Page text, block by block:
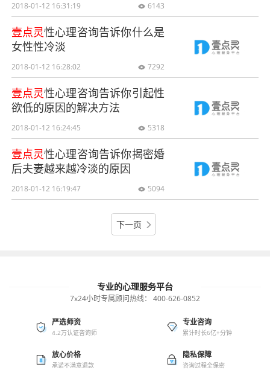
2018-01-12 16:31:19  6143
壹点灵性心理咨询告诉你什么是
女性性冷淡
2018-01-12 16:28:02  7292
壹点灵性心理咨询告诉你引起性
欲低的原因的解决方法
2018-01-12 16:24:45  5318
壹点灵性心理咨询告诉你揭密婚
后夫妻越来越冷淡的原因
2018-01-12 16:19:47  5094
下一页 
专业的心理服务平台
7x24小时专属顾问热线： 400-626-0852
严选师资
4.2万认证咨询师
专业咨询
累计时长6亿+分钟
放心价格
承诺不满意退款
隐私保障
咨询过程全保密